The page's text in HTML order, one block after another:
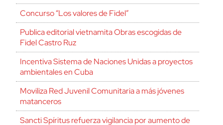
Concurso “Los valores de Fidel”
Publica editorial vietnamita Obras escogidas de
Fidel Castro Ruz
Incentiva Sistema de Naciones Unidas a proyectos
ambientales en Cuba
Moviliza Red Juvenil Comunitaria a más jóvenes
matanceros
Sancti Spíritus refuerza vigilancia por aumento de